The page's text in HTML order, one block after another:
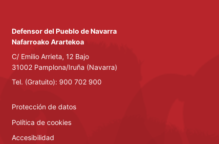
Defensor del Pueblo de Navarra
Nafarroako Arartekoa
C/ Emilio Arrieta, 12 Bajo
31002 Pamplona/Iruña (Navarra)
Tel. (Gratuito): 900 702 900
Protección de datos
Política de cookies
Accesibilidad